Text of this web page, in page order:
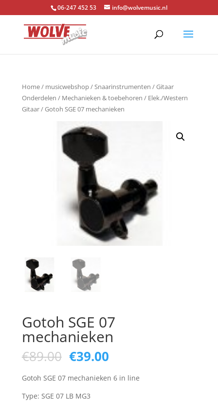
06-247 452 53 info@wolvemusic.nl
Home/ musicwebshop/Snaarinstrumenten /Gitaar
Onderdelen / Mechanieken & toebehoren / Elek./Western
Gitaar/ Gotoh SGE 07 mechanieken
Gotoh SGE 07
mechanieken
€89.00 Oorspronkelijke
prijs
was:
€89.00.
€39.00Huidige
is:
Gotoh SGE 07 mechanieken 6 in line
Type: SGE 07 LB MG3